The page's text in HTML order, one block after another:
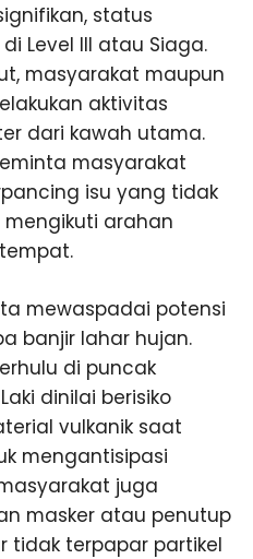
status
Level III atau Siaga.
masyarakat maupun
aktivitas
dari kawah utama.
masyarakat
isu yang tidak
mengikuti arahan
mewaspadai potensi
banjir lahar hujan.
di puncak
dinilai berisiko
vulkanik saat
mengantisipasi
juga
masker atau penutup
tidak terpapar partikel